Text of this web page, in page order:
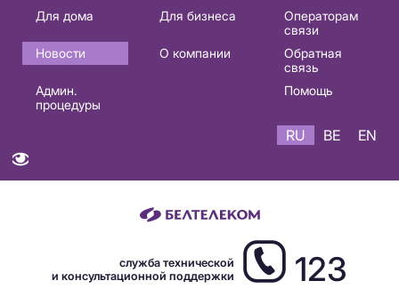
Основная
навигация
RU
Для дома Для бизнеса
Операторам
связи
Новости
О компании
Обратная
связь
Админ.
процедуры
Помощь
RU BE EN
служба технической
и консультационной поддержки
123